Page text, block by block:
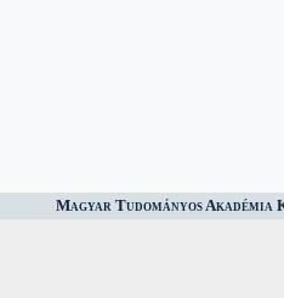
Magyar Tudományos